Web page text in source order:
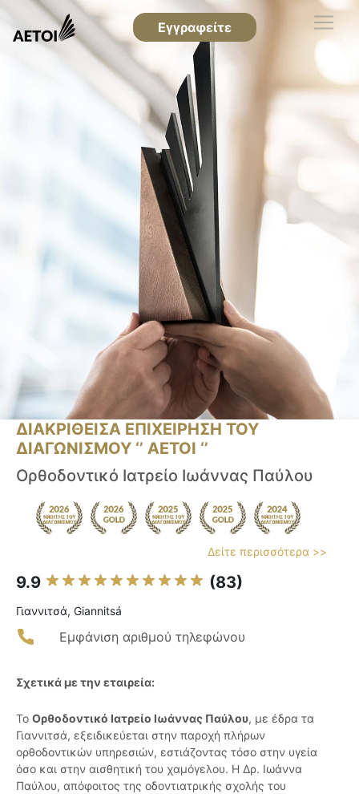
Εγγραφείτε
ΔΙΑΚΡΙΘΕΙΣΑ ΕΠΙΧΕΙΡΗΣΗ ΤΟΥ
ΔΙΑΓΩΝΙΣΜΟΥ ‘’ ΑΕΤΟΙ ‘’
Ορθοδοντικό Ιατρείο Ιωάννας Παύλου
Δείτε περισσότερα >>
9.9 (83)
Γιαννιτσά, Giannitsá
Εμφάνιση αριθμού τηλεφώνου
Σχετικά με την εταιρεία:
Το Ορθοδοντικό Ιατρείο Ιωάννας Παύλου, με έδρα τα
Γιαννιτσά, εξειδικεύεται στην παροχή πλήρων
ορθοδοντικών υπηρεσιών, εστιάζοντας τόσο στην υγεία
όσο και στην αισθητική του χαμόγελου. Η Δρ. Ιωάννα
Παύλου, απόφοιτος της οδοντιατρικής σχολής του